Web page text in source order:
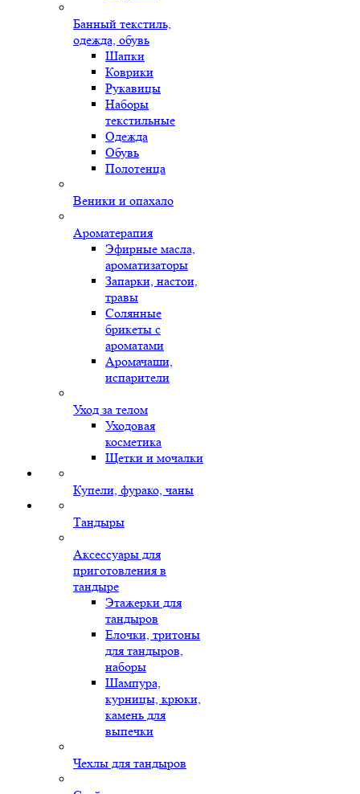
Банный текстиль,
одежда, обувь
Шапки
Коврики
Рукавицы
Наборы
текстильные
Одежда
Обувь
Полотенца
Веники и опахало
Ароматерапия
Эфирные масла,
ароматизаторы
Запарки, настои,
травы
Солянные
брикеты с
ароматами
Аромачаши,
испарители
Уход за телом
Уходовая
косметика
Щетки и мочалки
Купели, фурако, чаны
Тандыры
Аксессуары для
приготовления в
тандыре
Этажерки для
тандыров
Елочки, тритоны
для тандыров,
наборы
Шампура,
курницы, крюки,
камень для
выпечки
Чехлы для тандыров